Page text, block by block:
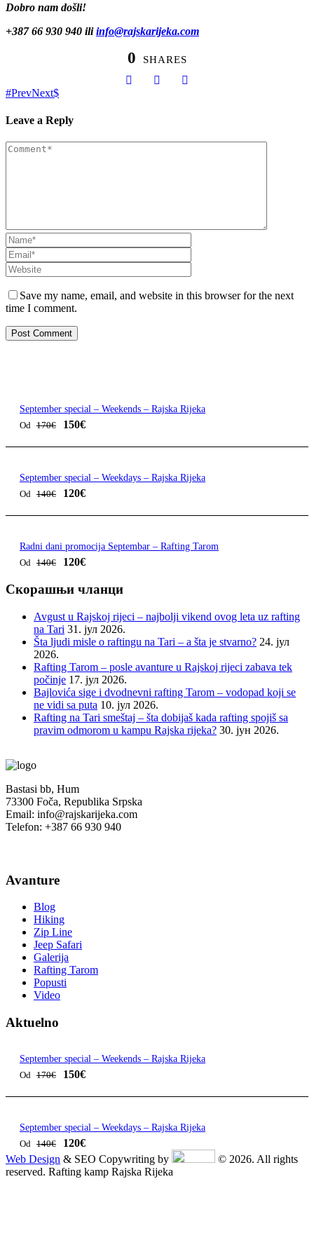
Dobro nam došli!
+387 66 930 940 iliinfo@rajskarijeka.com
0 SHARES
PrevNext
Leave a Reply
Save my name, email, and website in this browser for the next
time I comment.
September special – Weekends – Rajska Rijeka
Od 170€ 150€
September special – Weekdays – Rajska Rijeka
Od 140€ 120€
Radni dani promocija Septembar – Rafting Tarom
Od 140€ 120€
Скорашњи чланци
Avgust u Rajskoj rijeci – najbolji vikend ovog leta uz rafting
na Tari 31. јул 2026.
Šta ljudi misle o raftingu na Tari – a šta je stvarno? 24. јул
2026.
Rafting Tarom – posle avanture u Rajskoj rijeci zabava tek
počinje 17. јул 2026.
Bajlovića sige i dvodnevni rafting Tarom – vodopad koji se
ne vidi sa puta 10. јул 2026.
Rafting na Tari smeštaj – šta dobijaš kada rafting spojiš sa
pravim odmorom u kampu Rajska rijeka? 30. јун 2026.
Bastasi bb, Hum
73300 Foča, Republika Srpska
Email: info@rajskarijeka.com
Telefon: +387 66 930 940
Avanture
Blog
Hiking
Zip Line
Jeep Safari
Galerija
Rafting Tarom
Popusti
Video
Aktuelno
September special – Weekends – Rajska Rijeka
Od 170€ 150€
September special – Weekdays – Rajska Rijeka
Od 140€
120€
Web Design & SEO Copywriting by
© 2026. All rights
reserved. Rafting kamp Rajska Rijeka